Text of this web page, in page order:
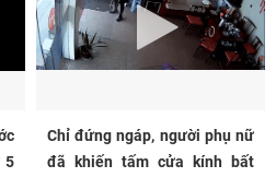
5
Chỉ đứng ngáp, người phụ nữ
đã khiến tấm cửa kính bất